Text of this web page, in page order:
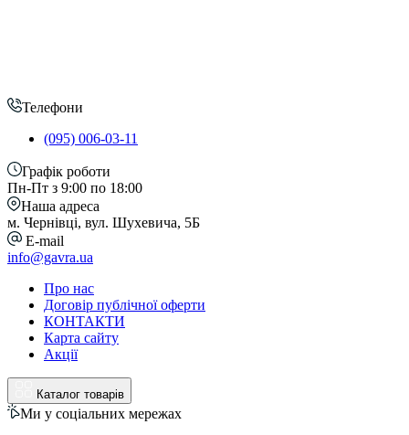
Телефони
(095) 006-03-11
Графік роботи
Пн-Пт з 9:00 по 18:00
Наша адреса
м. Чернівці, вул. Шухевича, 5Б
E-mail
info@gavra.ua
Про нас
Договір публічної оферти
КОНТАКТИ
Карта сайту
Акції
Каталог товарів
Ми у соціальних мережах